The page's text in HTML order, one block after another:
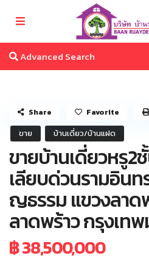
Advanced Search
ขาย บ้านเดี่ยว/บ้านแฝด
ขายบ้านเดี่ยวหรู2
เลียบด่วนรามอิน
ญธรรม แขวงลาด
ลาดพร้าว กรุงเท
฿ 38,500,000
Share Favorite